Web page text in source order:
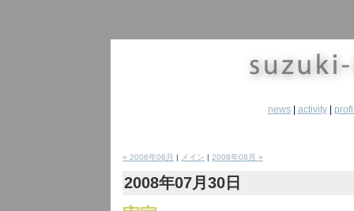
news| activity|
« 2008年06月 | メイン | 2008年08月 »
2008年07月30日